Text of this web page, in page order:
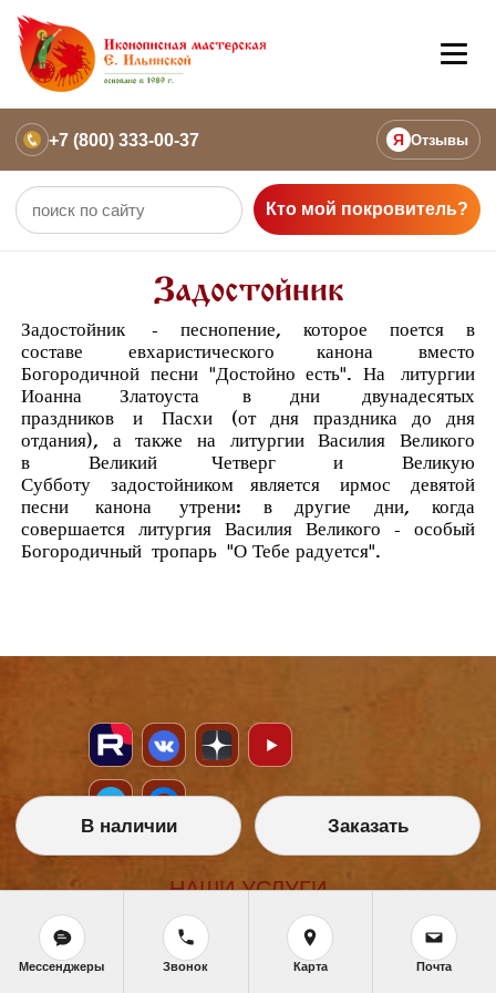
+7 (800) 333-00-37 Я Отзывы
Кто мой покровитель?
Задостойник
Задостойник - песнопение, которое поется в
составеевхаристического канонавместо
Богородичной песни "Достойно есть". Налитургии
Иоанна Златоуста в днидвунадесятых
праздникови Пасхи(от дня праздника до дня
отдания), а также на литургии Василия Великого
в Великий ЧетвергиВеликую
Субботузадостойником является ирмос девятой
песниканона утрени: в другие дни, когда
совершается литургия Василия Великого - особый
Богородичный тропарь"О Тебе радуется".
НАШИ УСЛУГИ
Икона на заказ
Магазин готовых икон
Школа иконописи
В наличии Заказать
Мессенджеры Звонок Карта Почта